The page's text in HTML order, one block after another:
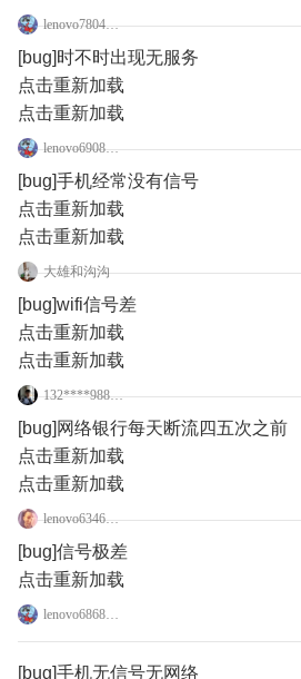
lenovo78040763
[bug]时不时出现无服务
点击重新加载
点击重新加载
lenovo69086894
[bug]手机经常没有信号
点击重新加载
点击重新加载
大雄和沟沟
[bug]wifi信号差
点击重新加载
点击重新加载
132****9883_8
[bug]网络银行每天断流四五次之前
点击重新加载
点击重新加载
lenovo63462732
[bug]信号极差
点击重新加载
lenovo68686911
[bug]手机无信号无网络